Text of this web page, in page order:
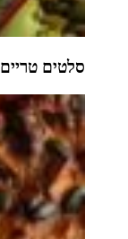
סלטים טריים